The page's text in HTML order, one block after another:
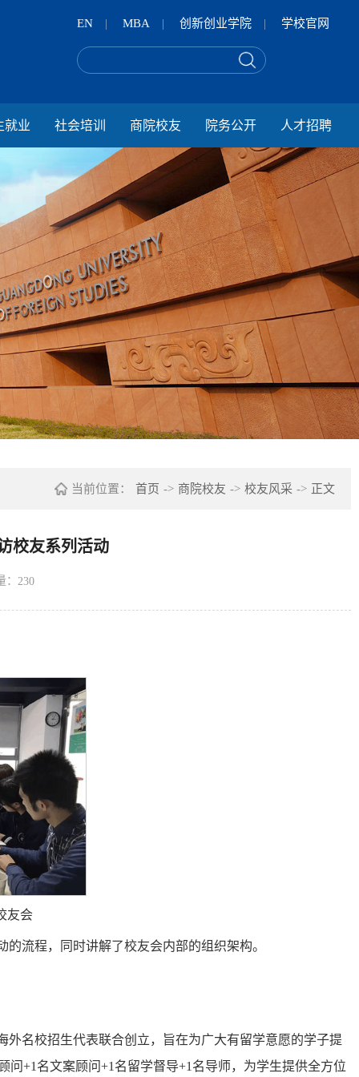
EN | MBA | 创新创业学院 | 学校官网
就业 社会培训 商院校友 院务公开 人才招聘
当前位置： 首页 -> 商院校友 -> 校友风采 -> 正文
校友系列活动
230
友会
流程，同时讲解了校友会内部的组织架构。
名校招生代表联合创立，旨在为广大有留学意愿的学子提
问+1名文案顾问+1名留学督导+1名导师，为学生提供全方位